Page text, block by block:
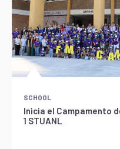
SCHOOL
Inicia el Campamento
1 STUANL